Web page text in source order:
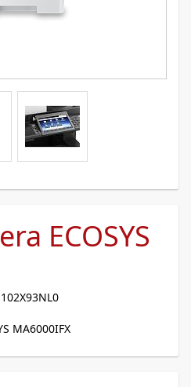
ECOSYS
MA6000IFX